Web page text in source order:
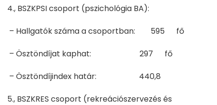
4., BSZKPSI csoport (pszichológia BA):
– Hallgatók száma a csoportban: 595 fő
– Ösztöndíjat kaphat: 297 fő
– Ösztöndíjindex határ: 440,8
5., BSZKRES csoport (rekreációszervezés és